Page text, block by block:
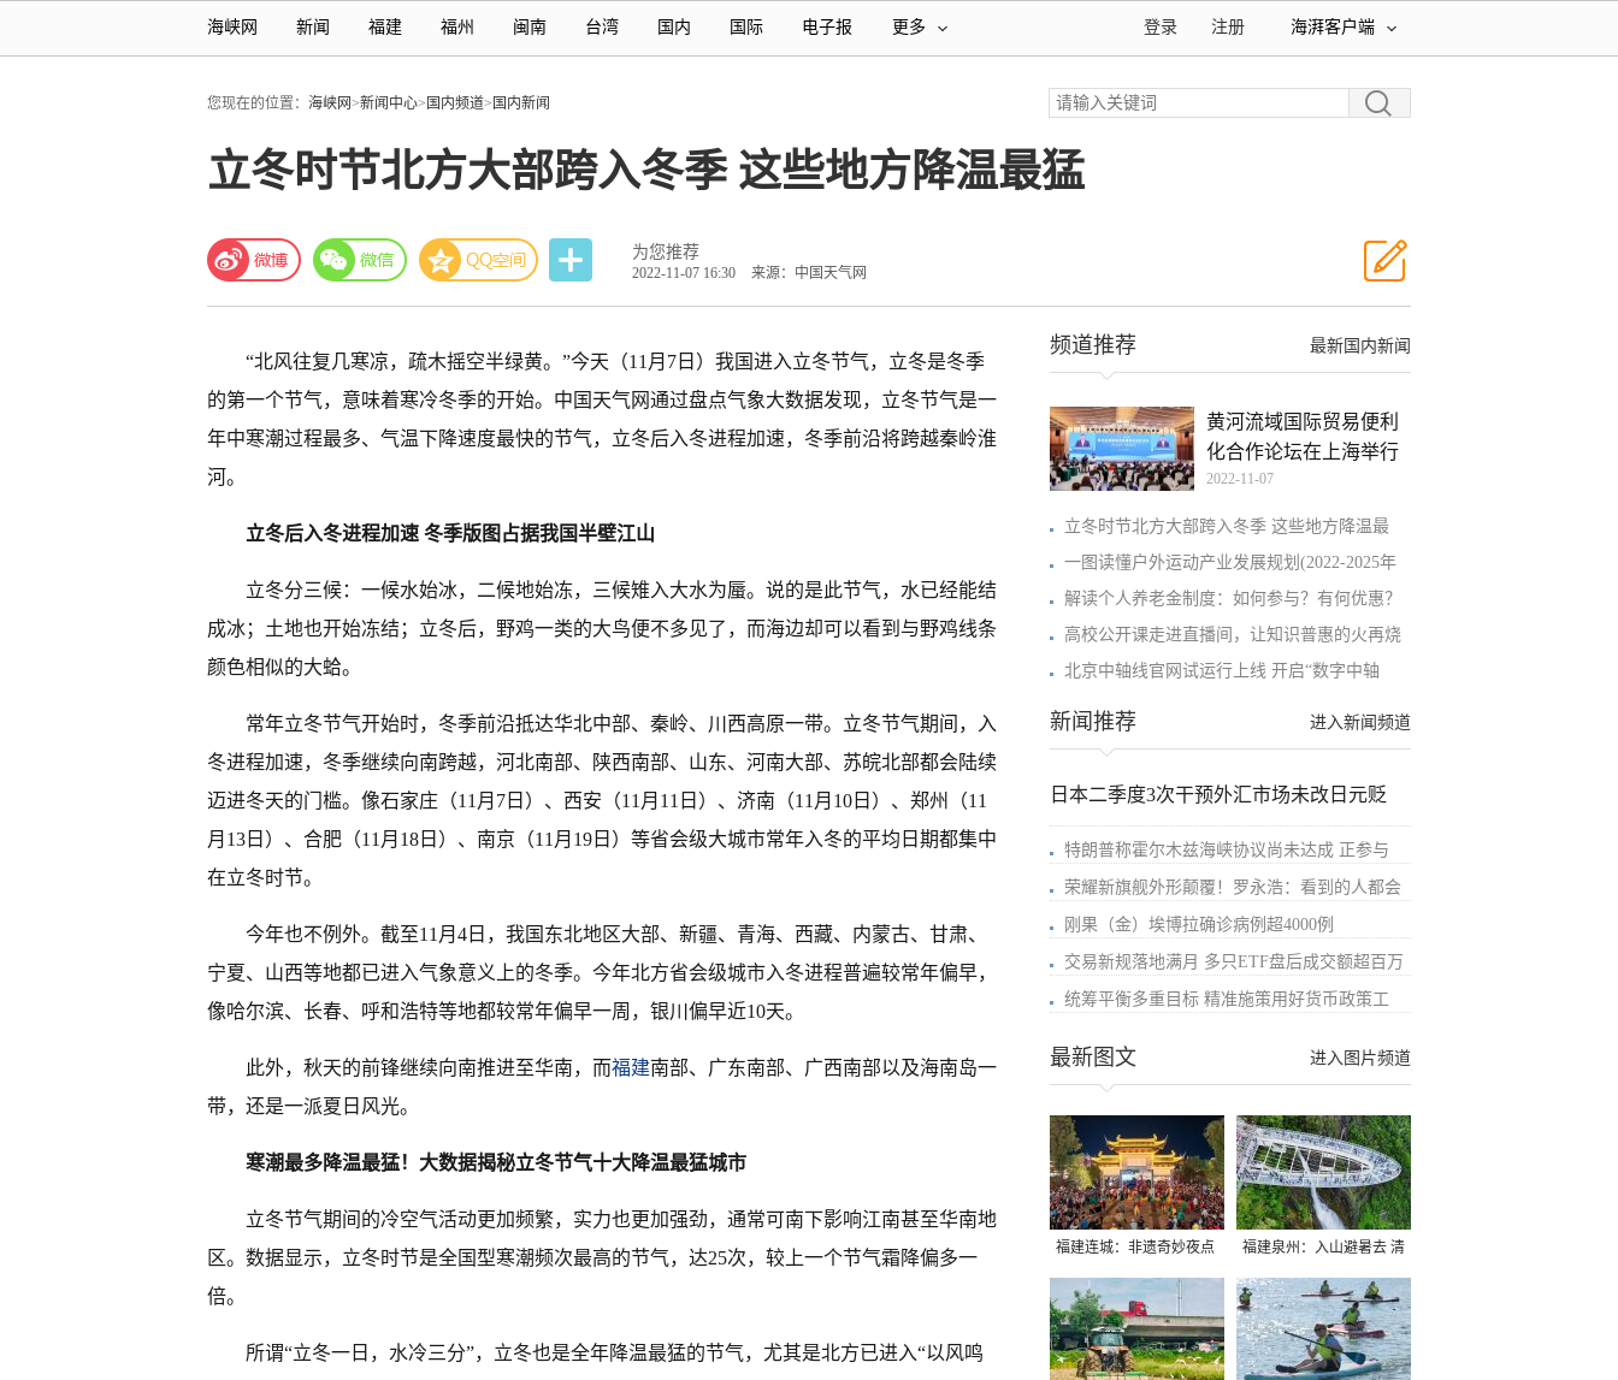
海峡网 新闻 福建 福州 闽南 台湾 国内 国际 电子报 更多 海湃客户端
注册
登录
您现在的位置： 海峡网>新闻中心> 国内频道> 国内新闻
立冬时节北方大部跨入冬季 这些地方降温最猛
为您推荐
2022-11-07 16:30 来源：中国天气网
“北风往复几寒凉，疏木摇空半绿黄。”今天（11月7日）我国进入立冬节气，立冬是冬季
的第一个节气，意味着寒冷冬季的开始。中国天气网通过盘点气象大数据发现，立冬节气是一
年中寒潮过程最多、气温下降速度最快的节气，立冬后入冬进程加速，冬季前沿将跨越秦岭淮
河。
立冬后入冬进程加速 冬季版图占据我国半壁江山
立冬分三候：一候水始冰，二候地始冻，三候雉入大水为蜃。说的是此节气，水已经能结
成冰；土地也开始冻结；立冬后，野鸡一类的大鸟便不多见了，而海边却可以看到与野鸡线条
颜色相似的大蛤。
常年立冬节气开始时，冬季前沿抵达华北中部、秦岭、川西高原一带。立冬节气期间，入
冬进程加速，冬季继续向南跨越，河北南部、陕西南部、山东、河南大部、苏皖北部都会陆续
迈进冬天的门槛。像石家庄（11月7日）、西安（11月11日）、济南（11月10日）、郑州（11
月13日）、合肥（11月18日）、南京（11月19日）等省会级大城市常年入冬的平均日期都集中
在立冬时节。
今年也不例外。截至11月4日，我国东北地区大部、新疆、青海、西藏、内蒙古、甘肃、
宁夏、山西等地都已进入气象意义上的冬季。今年北方省会级城市入冬进程普遍较常年偏早，
像哈尔滨、长春、呼和浩特等地都较常年偏早一周，银川偏早近10天。
此外，秋天的前锋继续向南推进至华南，而福建南部、广东南部、广西南部以及海南岛一
带，还是一派夏日风光。
寒潮最多降温最猛！大数据揭秘立冬节气十大降温最猛城市
立冬节气期间的冷空气活动更加频繁，实力也更加强劲，通常可南下影响江南甚至华南地
区。数据显示，立冬时节是全国型寒潮频次最高的节气，达25次，较上一个节气霜降偏多一
倍。
所谓“立冬一日，水冷三分”，立冬也是全年降温最猛的节气，尤其是北方已进入“以风鸣
最新国内新闻
频道推荐
黄河流域国际贸易便利
化合作论坛在上海举行
2022-11-07
立冬时节北方大部跨入冬季 这些地方降温最
一图读懂户外运动产业发展规划(2022-2025年
解读个人养老金制度：如何参与？有何优惠？
高校公开课走进直播间，让知识普惠的火再烧
北京中轴线官网试运行上线 开启“数字中轴
进入新闻频道
新闻推荐
日本二季度3次干预外汇市场未改日元贬
特朗普称霍尔木兹海峡协议尚未达成 正参与
荣耀新旗舰外形颠覆！罗永浩：看到的人都会
刚果（金）埃博拉确诊病例超4000例
交易新规落地满月 多只ETF盘后成交额超百万
统筹平衡多重目标 精准施策用好货币政策工
进入图片频道
最新图文
福建连城：非遗奇妙夜点
亮夏夜
福建泉州：入山避暑去 清
凉好惬意